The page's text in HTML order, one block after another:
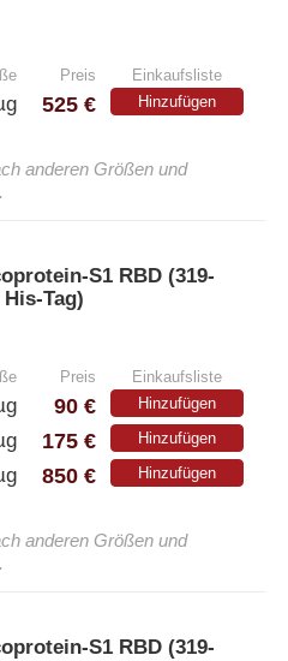
Produkte
Preis Einkaufsliste
525 € Hinzufügen
anderen Größen und
S1 RBD (319-
Tag)
Preis Einkaufsliste
90 € Hinzufügen
175 € Hinzufügen
850 € Hinzufügen
anderen Größen und
S1 RBD (319-